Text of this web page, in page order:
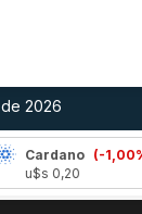
2026
(-1,00%)